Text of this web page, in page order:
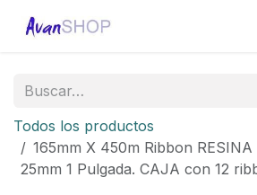
Todos los productos
165mm X 450m Ribbon RESINA
25mm 1 Pulgada. CAJA con 12